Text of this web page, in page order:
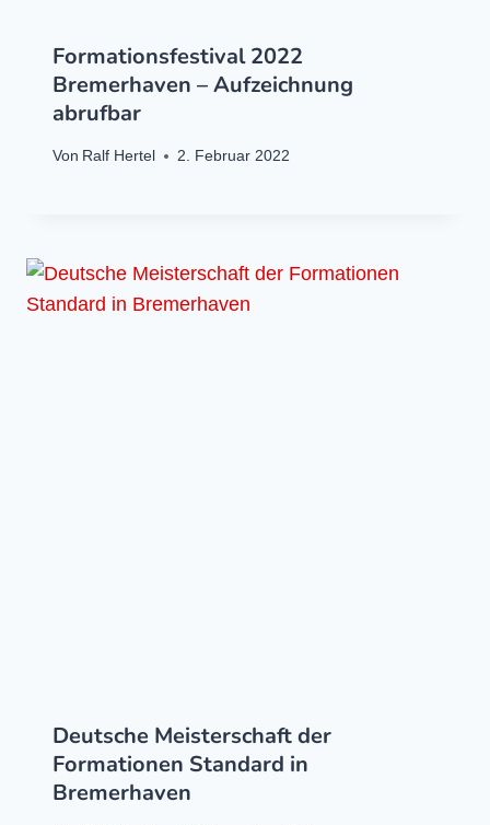
Formationsfestival 2022
Bremerhaven – Aufzeichnung
abrufbar
Von Ralf Hertel 2. Februar 2022
Deutsche Meisterschaft der
Formationen Standard in
Bremerhaven